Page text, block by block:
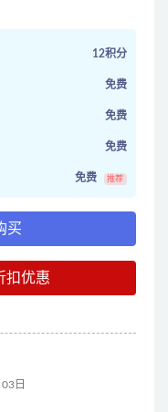
12积分
免费
免费
免费
免费 推荐
买
扣优惠
日